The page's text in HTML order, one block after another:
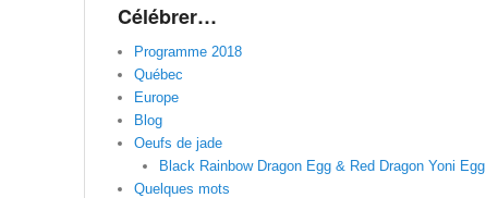
Célébrer…
Programme 2018
Québec
Europe
Blog
Oeufs de jade
Black Rainbow Dragon Egg & Red Dragon Yoni Egg
Quelques mots